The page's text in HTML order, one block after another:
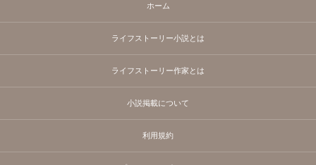
ホーム
ライフストーリー小説とは
ライフストーリー作家とは
小説掲載について
利用規約